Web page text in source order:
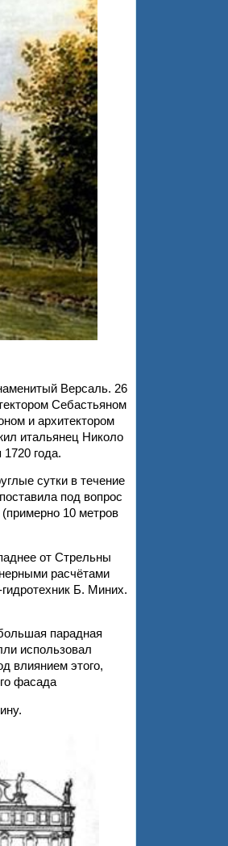
Версаль. 26
Себастьяном
и архитектором
итальянец Николо
года.
сутки в течение
под вопрос
10 метров
от Стрельны
расчётами
Б. Миних.
парадная
использовал
влиянием этого,
фасада